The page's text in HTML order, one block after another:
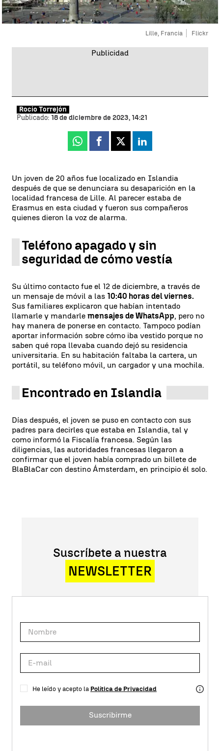
Lille, Francia Flickr
Rocío Torrejón
Publicado: 18 de diciembre de 2023, 14:21
Whatsapp
Facebook
X Linkedin
Un joven de 20 años fue localizado en Islandia
después de que se denunciara su desaparición en la
localidad francesa de Lille. Al parecer estaba de
Erasmus en esta ciudad y fueron sus compañeros
quienes dieron la voz de alarma.
Teléfono apagado y sin
seguridad de cómo vestía
Su último contacto fue el 12 de diciembre, a través de
un mensaje de móvil a las 10:40 horas del viernes.
Sus familiares explicaron que habían intentado
llamarle y mandarle mensajes de WhatsApp, pero no
hay manera de ponerse en contacto. Tampoco podían
aportar información sobre cómo iba vestido porque no
saben qué ropa llevaba cuando dejó su residencia
universitaria. En su habitación faltaba la cartera, un
portátil, su teléfono móvil, un cargador y una mochila.
Encontrado en Islandia
Días después, el joven se puso en contacto con sus
padres para decirles que estaba en Islandia, tal y
como informó la Fiscalía francesa. Según las
diligencias, las autoridades francesas llegaron a
confirmar que el joven había comprado un billete de
BlaBlaCar con destino Ámsterdam, en principio él solo.
Suscríbete a nuestra
NEWSLETTER
He leído y acepto la Política de Privacidad
Suscribirme